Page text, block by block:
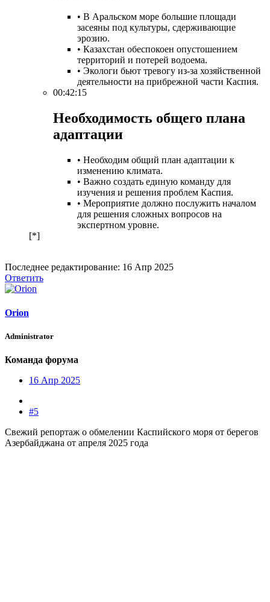
• В Аральском море большие площади
засеяны под культуры, сдерживающие
эрозию.
• Казахстан обеспокоен опустошением
территорий и потерей водоема.
• Экологи бьют тревогу из-за хозяйственной
деятельности на прибрежной части Каспия.
00:42:15
Необходимость общего плана
адаптации​
• Необходим общий план адаптации к
изменению климата.
• Важно создать единую команду для
изучения и решения проблем Каспия.
• Мероприятие должно послужить началом
для решения сложных вопросов на
экспертном уровне.
[*]
Последнее редактирование: 16 Апр 2025
Ответить
Orion
Administrator
Команда форума
16 Апр 2025
#5
Свежий репортаж о обмелении Каспийского моря от берегов
Азербайджана от апреля 2025 года